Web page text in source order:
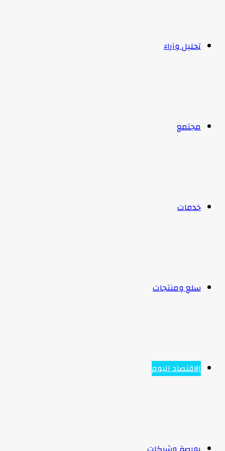
تحليل وآراء
مجتمع
خدمات
سلع ومنتجات
الاقتصاد اليوم